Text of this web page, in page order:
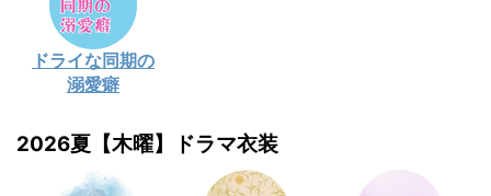
ドライな同期の
溺愛癖
2026夏【木曜】ドラマ衣装